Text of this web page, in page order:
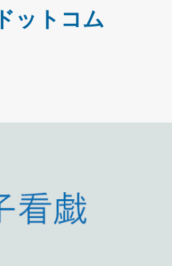
ットコム